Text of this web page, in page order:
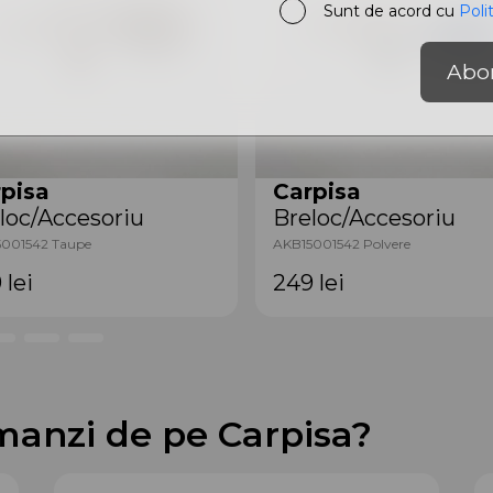
Accesoriu
Taupe
lei
Carpisa
Breloc/Accesoriu
AKB15001542 Polvere
249 lei
de pe Carpisa?
Sunt de acord cu